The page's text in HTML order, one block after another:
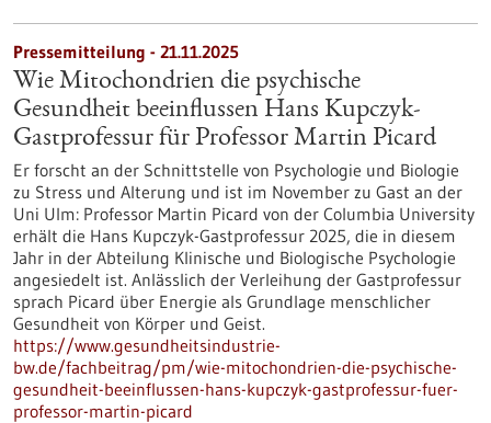
Pressemitteilung - 21.11.2025
Wie Mitochondrien die psychische
Gesundheit beeinflussen Hans Kupczyk-
Gastprofessur für Professor Martin Picard
Er forscht an der Schnittstelle von Psychologie und Biologie
zu Stress und Alterung und ist im November zu Gast an der
Uni Ulm: Professor Martin Picard von der Columbia University
erhält die Hans Kupczyk-Gastprofessur 2025, die in diesem
Jahr in der Abteilung Klinische und Biologische Psychologie
angesiedelt ist. Anlässlich der Verleihung der Gastprofessur
sprach Picard über Energie als Grundlage menschlicher
Gesundheit von Körper und Geist.
https://www.gesundheitsindustrie-
bw.de/fachbeitrag/pm/wie-mitochondrien-die-psychische-
gesundheit-beeinflussen-hans-kupczyk-gastprofessur-fuer-
professor-martin-picard